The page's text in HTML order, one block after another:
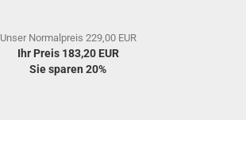
Unser Normalpreis 229,00 EUR
Ihr Preis 183,20 EUR
Sie sparen 20%